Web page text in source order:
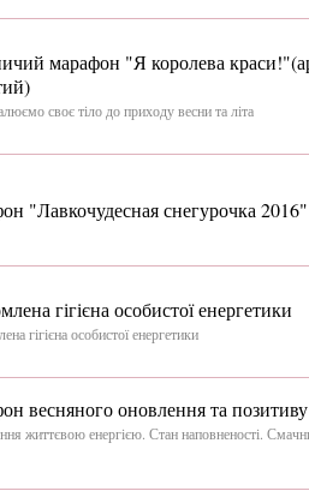
марафон "Я королева
своє тіло до приходу весни та літа
"Лавкочудесная снегурочка 2016"
гігієна особистої енергетики
гігієна особистої енергетики
весняного оновлення та
життєвою енергією. Стан наповненості.